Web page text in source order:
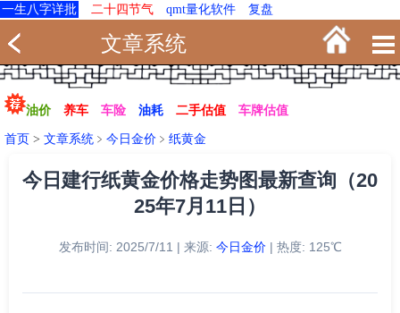
一生八字详批 二十四节气 qmt量化软件 复盘
文章系统
油价 养车 车险 油耗 二手估值 车牌估值
首页 > 文章系统 ﹥ 今日金价 ﹥ 纸黄金
今日建行纸黄金价格走势图最新查询（20
25年7月11日）
发布时间: 2025/7/11 | 来源: 今日金价| 热度: 125℃